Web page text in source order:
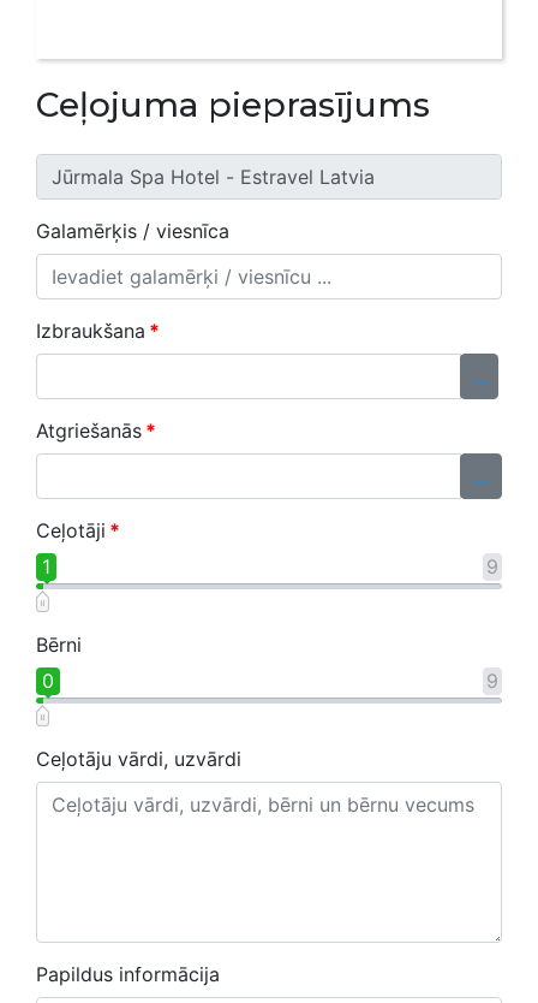
Ceļojuma pieprasījums
Galamērķis / viesnīca
Izbraukšana *
...
Atgriešanās *
...
Ceļotāji *
9
1
Bērni
9
0
Ceļotāju vārdi, uzvārdi
Papildus informācija